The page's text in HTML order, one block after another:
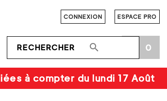
CONNEXION ESPACE PRO
 0
à compter du lundi 17 Août